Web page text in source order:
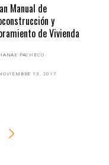
Manual de
y
de Vivienda
PACHECO
13, 2017